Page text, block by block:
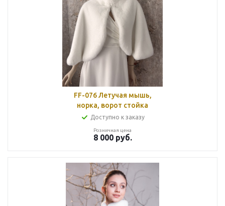
FF-076 Летучая мышь,
норка, ворот стойка
Доступно к заказу
Розничная цена
8 000руб.